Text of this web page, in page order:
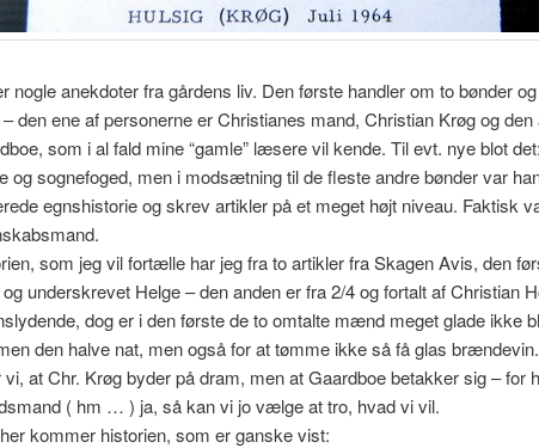
nogle anekdoter fra gårdens liv. Den første handler om to bønder
– den ene af personerne er Christianes mand, Christian Krøg og den
som i al fald mine “gamle” læsere vil kende. Til evt. nye blot
og sognefoged, men i modsætning til de fleste andre bønder var
egnshistorie og skrev artikler på et meget højt niveau. Faktisk
som jeg vil fortælle har jeg fra to artikler fra Skagen Avis, den
og underskrevet Helge – den anden er fra 2/4 og fortalt af Christian
dog er i den første de to omtalte mænd meget glade ikke
den halve nat, men også for at tømme ikke så få glas
vi, at Chr. Krøg byder på dram, men at Gaardboe betakker sig – for
( hm … ) ja, så kan vi jo vælge at tro, hvad vi vil.
kommer historien, som er ganske vist: